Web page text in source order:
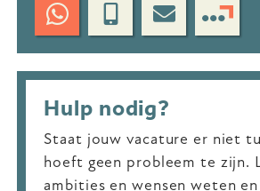
Hulp nodig?
Staat jouw vacature er niet
hoeft geen probleem te zijn.
ambities en wensen weten